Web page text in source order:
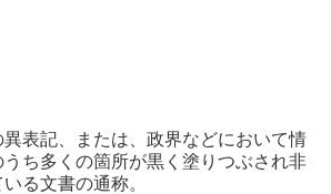
表記、または、政界などにおいて情
ち多くの箇所が黒く塗りつぶされ非
る文書の通称。